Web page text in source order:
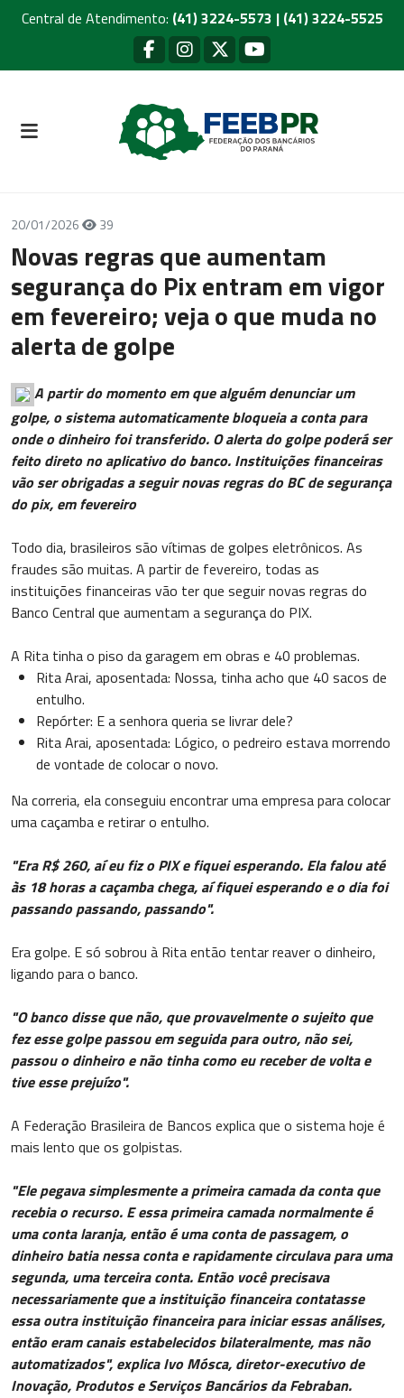
Central de Atendimento: (41) 3224-5573 | (41) 3224-5525
20/01/2026 39
Novas regras que aumentam
segurança do Pix entram em vigor
em fevereiro; veja o que muda no
alerta de golpe
A partir do momento em que alguém denunciar um
golpe, o sistema automaticamente bloqueia a conta para
onde o dinheiro foi transferido. O alerta do golpe poderá ser
feito direto no aplicativo do banco. Instituições financeiras
vão ser obrigadas a seguir novas regras do BC de segurança
do pix, em fevereiro
Todo dia, brasileiros são vítimas de golpes eletrônicos. As
fraudes são muitas. A partir de fevereiro, todas as
instituições financeiras vão ter que seguir novas regras do
Banco Central que aumentam a segurança do PIX.
A Rita tinha o piso da garagem em obras e 40 problemas.
Rita Arai, aposentada: Nossa, tinha acho que 40 sacos de
entulho.
Repórter: E a senhora queria se livrar dele?
Rita Arai, aposentada: Lógico, o pedreiro estava morrendo
de vontade de colocar o novo.
Na correria, ela conseguiu encontrar uma empresa para colocar
uma caçamba e retirar o entulho.
"Era R$ 260, aí eu fiz o PIX e fiquei esperando. Ela falou até
às 18 horas a caçamba chega, aí fiquei esperando e o dia foi
passando passando, passando".
Era golpe. E só sobrou à Rita então tentar reaver o dinheiro,
ligando para o banco.
"O banco disse que não, que provavelmente o sujeito que
fez esse golpe passou em seguida para outro, não sei,
passou o dinheiro e não tinha como eu receber de volta e
tive esse prejuízo".
A Federação Brasileira de Bancos explica que o sistema hoje é
mais lento que os golpistas.
"Ele pegava simplesmente a primeira camada da conta que
recebia o recurso. E essa primeira camada normalmente é
uma conta laranja, então é uma conta de passagem, o
dinheiro batia nessa conta e rapidamente circulava para uma
segunda, uma terceira conta. Então você precisava
necessariamente que a instituição financeira contatasse
essa outra instituição financeira para iniciar essas análises,
então eram canais estabelecidos bilateralmente, mas não
automatizados", explica Ivo Mósca, diretor-executivo de
Inovação, Produtos e Serviços Bancários da Febraban.